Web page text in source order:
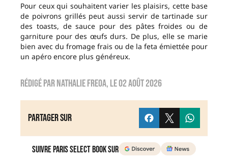
Pour ceux qui souhaitent varier les plaisirs, cette base
de poivrons grillés peut aussi servir de tartinade sur
des toasts, de sauce pour des pâtes froides ou de
garniture pour des œufs durs. De plus, elle se marie
bien avec du fromage frais ou de la feta émiettée pour
un apéro encore plus généreux.
Rédigé parnathalie freoa, le02 août 2026
Partager sur
Suivre Paris Select Book sur